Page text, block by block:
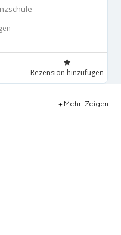
Rezension hinzufügen
Mehr Zeigen